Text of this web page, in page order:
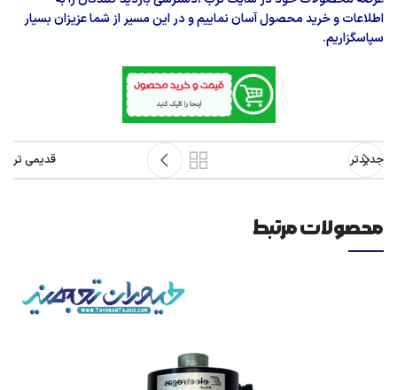
اطلاعات و خرید محصول آسان نماییم و در این مسیر از شما عزیزان بسیار
سپاسگزاریم.
جدیدتر قدیمی تر